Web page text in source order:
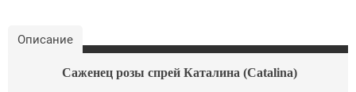
Описание
Саженец розы спрей Каталина (Catalina)